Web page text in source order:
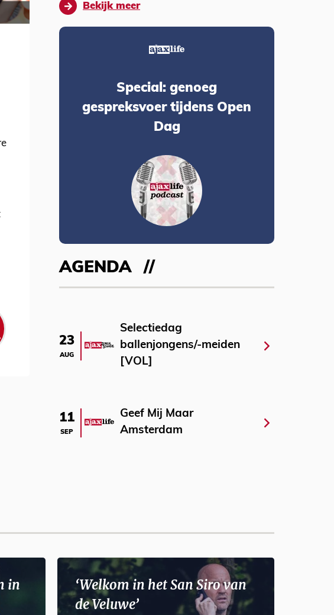
Bekijk meer
Special: genoeg
gespreksvoer tijdens Open
Dag
AGENDA
23
AUG
Selectiedag
ballenjongens/-meiden
[VOL]
11
SEP
Geef Mij Maar
Amsterdam
in
‘Welkom in het San Siro van
de Veluwe’